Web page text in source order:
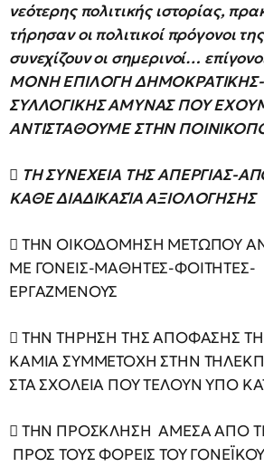
νεότερης πολιτικής ιστορίας,
τήρησαν οι πολιτικοί πρόγονοι
συνεχίζουν οι σημερινοί…
ΜΟΝΗ ΕΠΙΛΟΓΗ ΔΗΜΟΚΡΑΤΙΚΗΣ-
ΣΥΛΛΟΓΙΚΗΣ ΑΜΥΝΑΣ ΠΟΥ
ΑΝΤΙΣΤΑΘΟΥΜΕ ΣΤΗΝ
 ΤΗ ΣΥΝΕΧΕΙΑ ΤΗΣ ΑΠΕΡΓΙΑΣ-
ΚΑΘΕ ΔΙΑΔΙΚΑΣΊΑ ΑΞΙΟΛΟΓΗΣΗΣ
 ΤΗΝ ΟΙΚΟΔΟΜΗΣΗ ΜΕΤΩΠΟΥ
ΜΕ ΓΟΝΕΙΣ-ΜΑΘΗΤΕΣ-ΦΟΙΤΗΤΕΣ-
ΕΡΓΑΖΜΕΝΟΥΣ
 ΤΗΝ ΤΗΡΗΣΗ ΤΗΣ ΑΠΟΦΑΣΗΣ
ΚΑΜΙΑ ΣΥΜΜΕΤΟΧΗ ΣΤΗΝ
ΣΤΑ ΣΧΟΛΕΙΑ ΠΟΥ ΤΕΛΟΥΝ ΥΠΟ
 ΤΗΝ ΠΡΟΣΚΛΗΣΗ ΑΜΕΣΑ ΑΠΟ
ΠΡΟΣ ΤΟΥΣ ΦΟΡΕΙΣ ΤΟΥ